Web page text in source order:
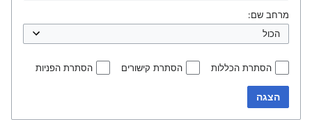
מרחב שם:
הסתרת הכללות הסתרת קישורים הסתרת הפניות
הצגה